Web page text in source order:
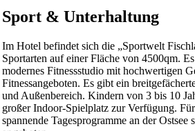
Sport & Unterhaltung
Im Hotel befindet sich die „Sportwelt
Sportarten auf einer Fläche von 4500qm.
modernes Fitnessstudio mit hochwertigen
Fitnessangeboten. Es gibt ein
und Außenbereich. Kindern von 3 bis 10
großer Indoor-Spielplatz zur Verfügung.
spannende Tagesprogramme an der